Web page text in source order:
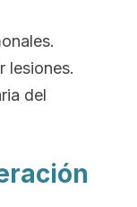
lesiones.
del